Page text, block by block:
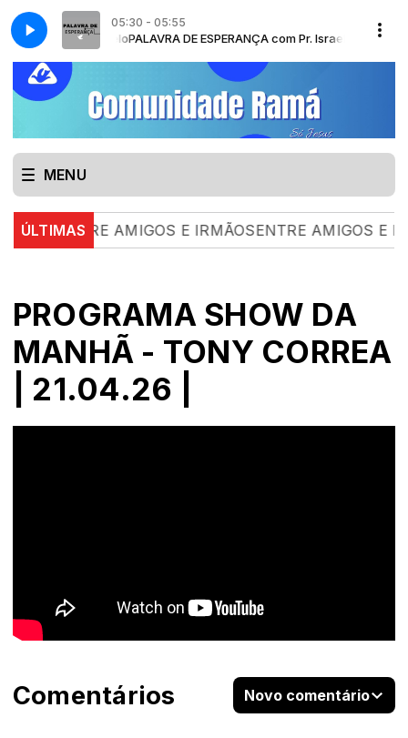
05:30 - 05:55
Pr. Israel BeloPALAVRA DE ESPERANÇA com Pr. Israel Belo
MENU
ÚLTIMAS
AMIGOS E IRMÃOSENTRE AMIGOS E IRMÃOS |
PROGRAMA SHOW DA
MANHÃ - TONY CORREA
| 21.04.26 |
Comentários Novo comentário